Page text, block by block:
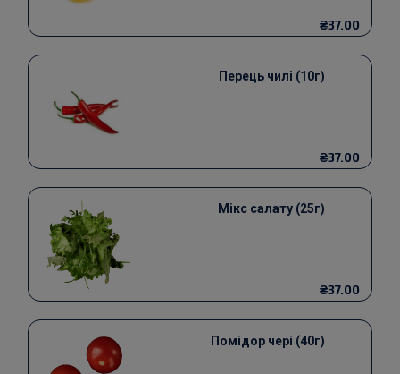
₴37.00
Перець чилі (10г)
₴37.00
Мікс салату (25г)
₴37.00
Помідор чері (40г)